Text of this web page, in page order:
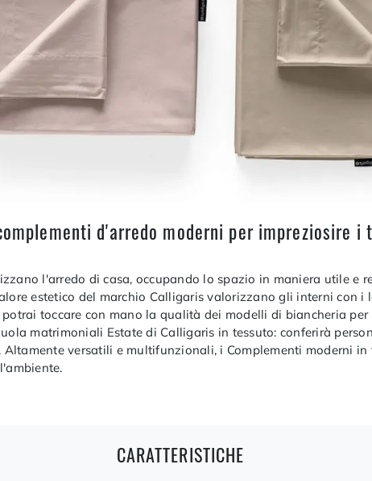
d'arredo moderni per impreziosire
l'arredo di casa, occupando lo spazio in maniera utile e
estetico del marchio Calligaris valorizzano gli interni con i
toccare con mano la qualità dei modelli di biancheria
matrimoniali Estate di Calligaris in tessuto: conferirà
versatili e multifunzionali, i Complementi moderni
CARATTERISTICHE